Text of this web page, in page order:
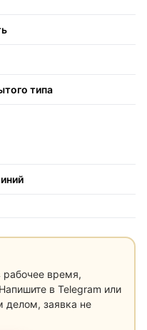
типа
время,
в Telegram или
делом, заявка не